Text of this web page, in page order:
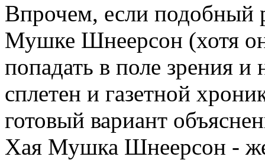
Впрочем, если подобный
Мушке Шнеерсон (хотя
попадать в поле зрения и
сплетен и газетной
готовый вариант
Хая Мушка Шнеерсон -